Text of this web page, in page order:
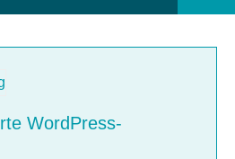
WordPress-